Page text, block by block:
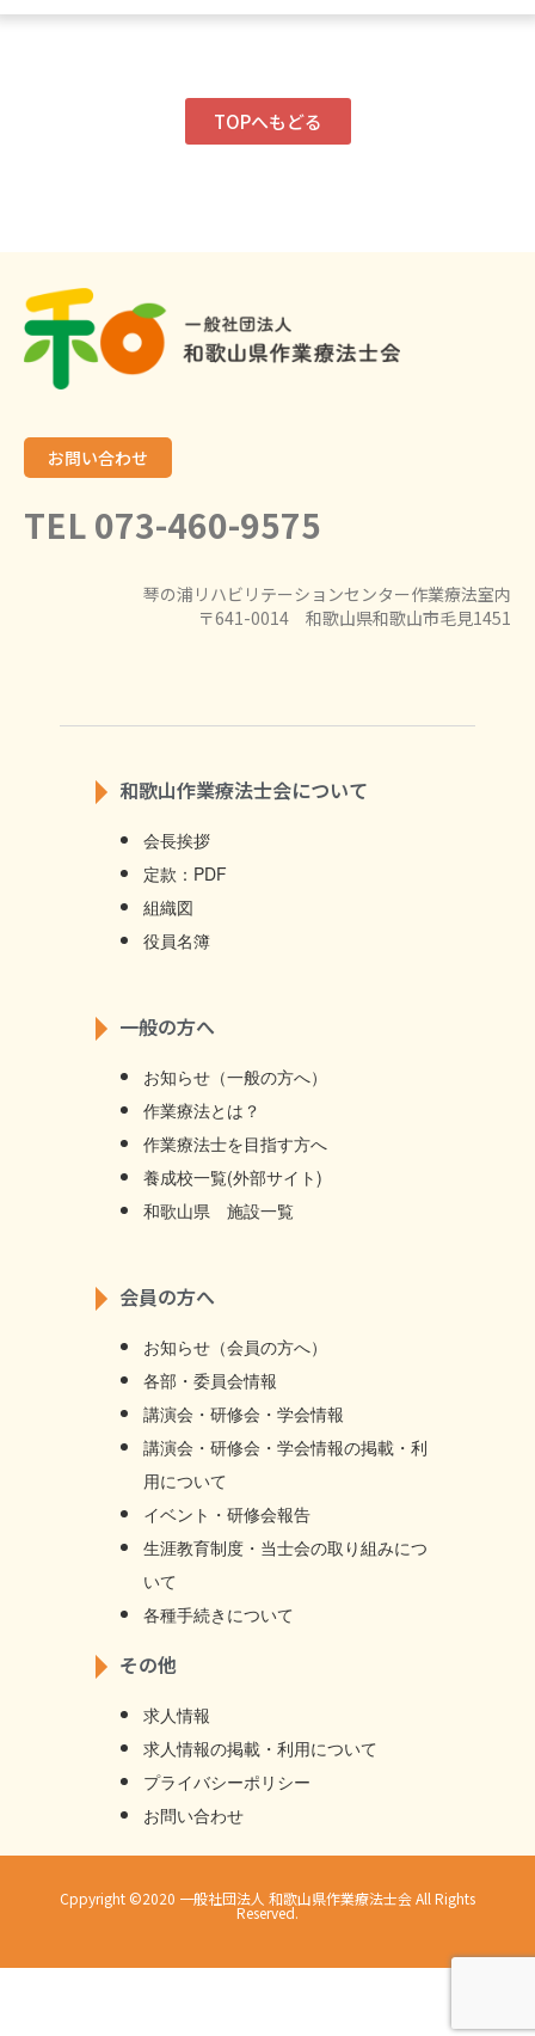
TOPへもどる
お問い合わせ
TEL 073-460-9575
琴の浦リハビリテーションセンター作業療法室内
〒641-0014 和歌山県和歌山市毛見1451
和歌山作業療法士会について
会長挨拶
定款：PDF
組織図
役員名簿
一般の方へ
お知らせ（一般の方へ）
作業療法とは？
作業療法士を目指す方へ
養成校一覧(外部サイト)
和歌山県 施設一覧
会員の方へ
お知らせ（会員の方へ）
各部・委員会情報
講演会・研修会・学会情報
講演会・研修会・学会情報の掲載・利
用について
イベント・研修会報告
生涯教育制度・当士会の取り組みにつ
いて
各種手続きについて
その他
求人情報
求⼈情報の掲載・利⽤について
プライバシーポリシー
お問い合わせ
Cppyright ©2020 一般社団法人 和歌山県作業療法士会 All Rights
Reserved.